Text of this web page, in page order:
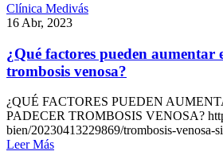
Ácido Hialurónico
Flacidez Facial
Corrección de Arrugas
Clínica Medivás
16 Abr, 2023
¿Qué factores pueden aumentar
trombosis venosa?
¿QUÉ FACTORES PUEDEN
PADECER TROMBOSIS VENOSA?
bien/20230413229869/trombosis-venosa-
Leer Más